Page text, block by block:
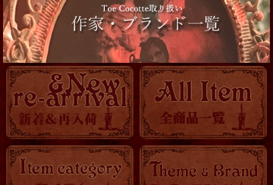
靴
服飾小物
帽子他
ロマ傘
OTHER
KITCHEN
時計